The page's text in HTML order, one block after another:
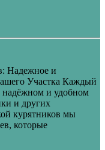
Надежное и
Участка Каждый
надёжном и удобном
и других
курятников мы
которые